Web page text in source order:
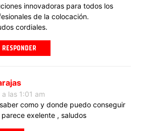
innovadoras para todos los
de la colocación.
cordiales.
RESPONDER
las 1:01 am
como y donde puedo conseguir
exelente , saludos